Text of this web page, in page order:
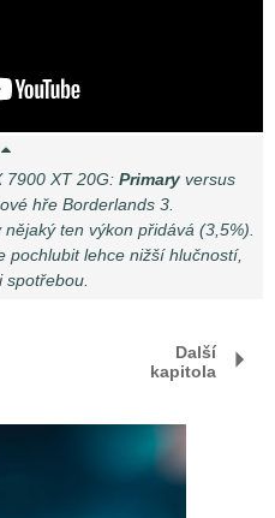
7900 XT 20G: Primary versus
hře Borderlands 3.
ten výkon přidává (3,5%).
pochlubit lehce nižší hlučností,
spotřebou.
Další
kapitola